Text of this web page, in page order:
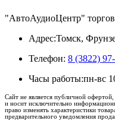
"АвтоАудиоЦентр"
Адрес:Томск,
Телефон: 8 (3822)
Часы работы:пн-вс
Сайт не является публичной
и носит исключительно
право изменять характеристики
предварительного уведомления